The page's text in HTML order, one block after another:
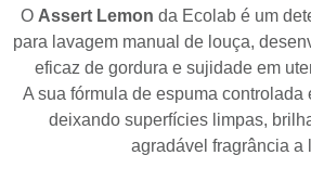
O Assert Lemon da Ecolab é um
para lavagem manual de louça,
eficaz de gordura e sujidade em
A sua fórmula de espuma controlada
deixando superfícies limpas,
agradável fragrância a